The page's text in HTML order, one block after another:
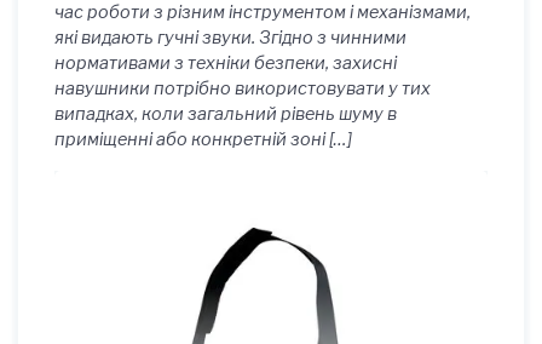
час роботи з різним інструментом і механізмами,
які видають гучні звуки. Згідно з чинними
нормативами з техніки безпеки, захисні
навушники потрібно використовувати у тих
випадках, коли загальний рівень шуму в
приміщенні або конкретній зоні […]